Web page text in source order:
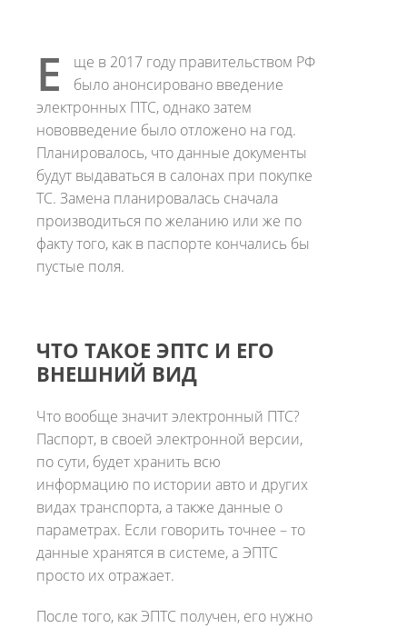
Е
ще в 2017 году правительством РФ
было анонсировано введение
электронных ПТС, однако затем
нововведение было отложено на год.
Планировалось, что данные документы
будут выдаваться в салонах при покупке
ТС. Замена планировалась сначала
производиться по желанию или же по
факту того, как в паспорте кончались бы
пустые поля.
ЧТО ТАКОЕ ЭПТС И ЕГО
ВНЕШНИЙ ВИД
Что вообще значит электронный ПТС?
Паспорт, в своей электронной версии,
по сути, будет хранить всю
информацию по истории авто и других
видах транспорта, а также данные о
параметрах. Если говорить точнее – то
данные хранятся в системе, а ЭПТС
просто их отражает.
После того, как ЭПТС получен, его нужно